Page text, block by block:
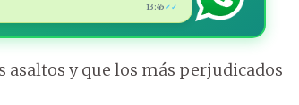
13:45 ✓✓
asaltos y que los más perjudicados